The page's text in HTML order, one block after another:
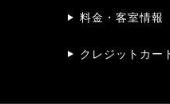
料金・客室情報
クレジットカー